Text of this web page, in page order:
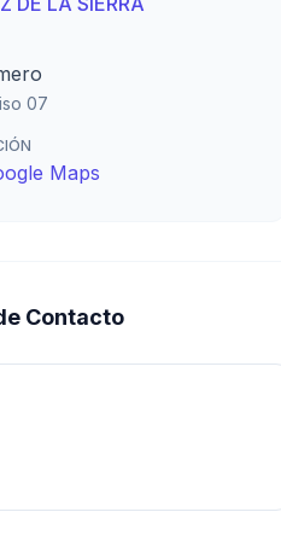
07
Maps
Contacto